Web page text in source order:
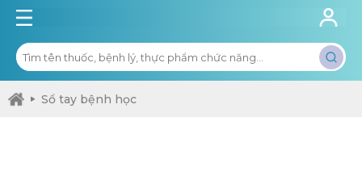
Sổ tay bệnh học